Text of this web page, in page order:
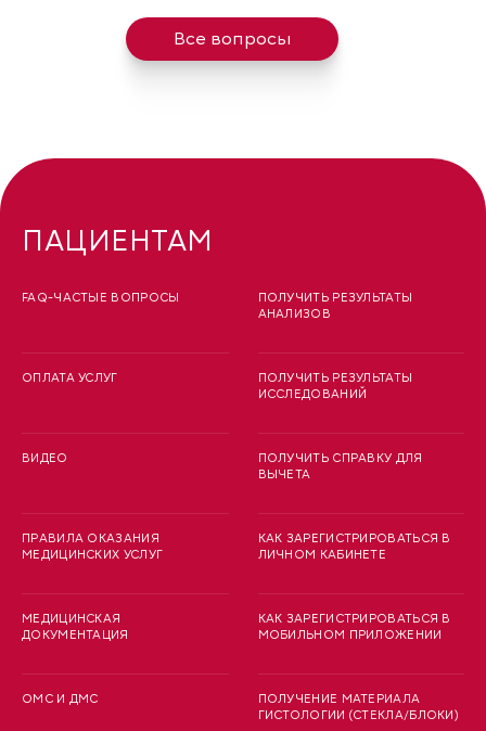
Все вопросы
ПАЦИЕНТАМ
FAQ-ЧАСТЫЕ ВОПРОСЫ
ОПЛАТА УСЛУГ
ВИДЕО
ПРАВИЛА ОКАЗАНИЯ
МЕДИЦИНСКИХ УСЛУГ
МЕДИЦИНСКАЯ
ДОКУМЕНТАЦИЯ
ОМС И ДМС
ПОЛУЧИТЬ РЕЗУЛЬТАТЫ
АНАЛИЗОВ
ПОЛУЧИТЬ РЕЗУЛЬТАТЫ
ИССЛЕДОВАНИЙ
ПОЛУЧИТЬ СПРАВКУ ДЛЯ
ВЫЧЕТА
КАК ЗАРЕГИСТРИРОВАТЬСЯ В
ЛИЧНОМ КАБИНЕТЕ
КАК ЗАРЕГИСТРИРОВАТЬСЯ В
МОБИЛЬНОМ ПРИЛОЖЕНИИ
ПОЛУЧЕНИЕ МАТЕРИАЛА
ГИСТОЛОГИИ (СТЕКЛА/БЛОКИ)